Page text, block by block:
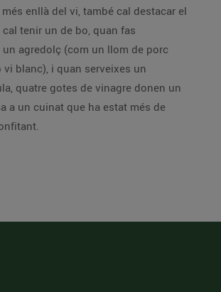
enllà del vi, també cal destacar el
tenir un de bo, quan fas
agredolç (com un llom de porc
vi blanc), i quan serveixes un
quatre gotes de vinagre donen un
a un cuinat que ha estat més de